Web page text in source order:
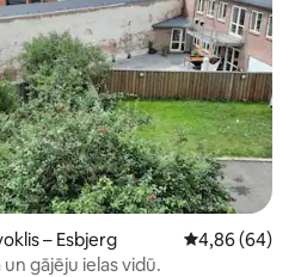
– Esbjerg Vidējais
4,86 (64)
gājēju ielas vidū.